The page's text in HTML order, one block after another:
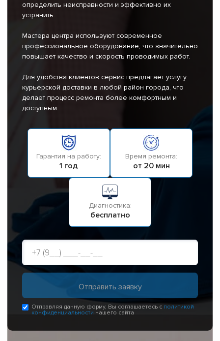
определить неисправности и эффективно их
устранить.
Мастера центра используют современное
профессиональное оборудование, что значительно
повышает качество и скорость проводимых работ.
Для удобства клиентов сервис предлагает услугу
курьерской доставки в любой район города, что
делает процесс ремонта более комфортным и
доступным.
Гарантия на работу:
1 год
Время ремонта:
от 20 мин
Диагностика:
бесплатно
Отправляя данную форму, Вы соглашаетесь с политикой
конфиденциальности нашего сайта